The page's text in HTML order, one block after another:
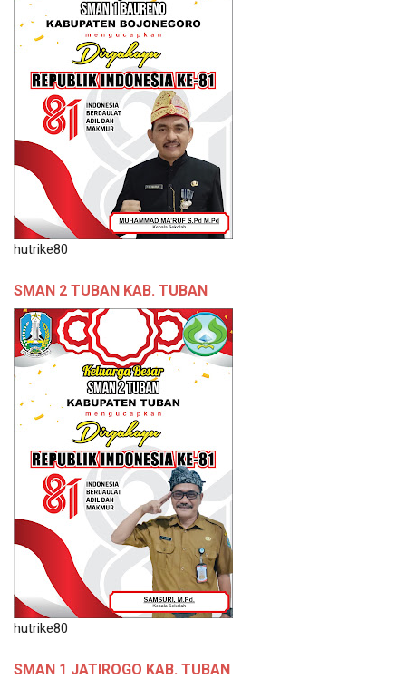
hutrike80
SMAN 2 TUBAN KAB. TUBAN
hutrike80
SMAN 1 JATIROGO KAB. TUBAN